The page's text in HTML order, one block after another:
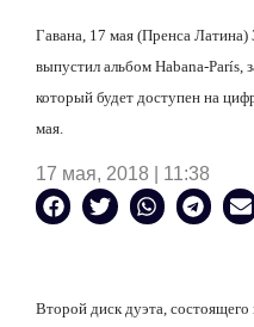
Гавана, 17 мая (Пренса
выпустил альбом Habana-París,
который будет доступен на
мая.
17 мая, 2018 | 11:38
Второй диск дуэта,